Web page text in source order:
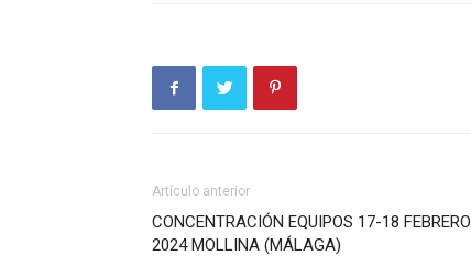
Artículo anterior
CONCENTRACIÓN EQUIPOS 17-18 FEBRERO
2024 MOLLINA (MÁLAGA)